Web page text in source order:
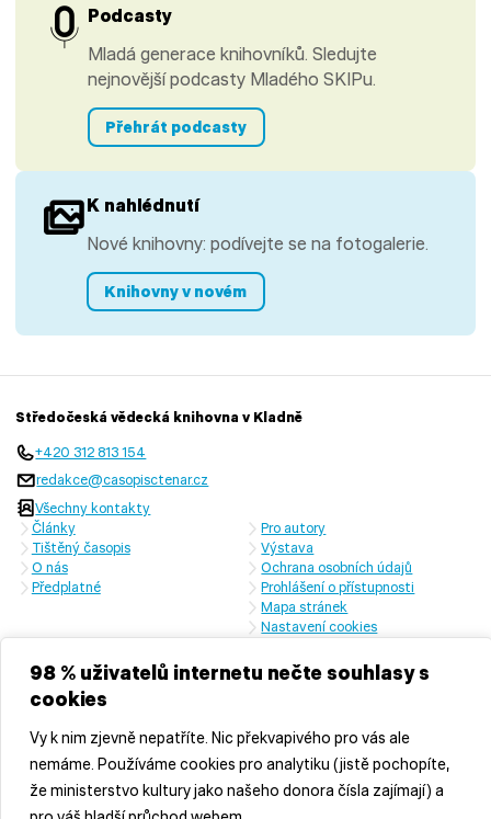
98 % uživatelů internetu nečte souhlasy s
cookies
Vy k nim zjevně nepatříte. Nic překvapivého pro vás ale
nemáme. Používáme cookies pro analytiku (jistě pochopíte,
že ministerstvo kultury jako našeho donora čísla zajímají) a
Podcasty
Mladá generace knihovníků. Sledujte
nejnovější podcasty Mladého SKIPu.
Přehrát podcasty
K nahlédnutí
Nové knihovny: podívejte se na fotogalerie.
Knihovny v novém
Středočeská vědecká knihovna v Kladně
+420 312 813 154
redakce@casopisctenar.cz
Všechny kontakty
Články
Tištěný časopis
O nás
Předplatné
Pro autory
Výstava
Ochrana osobních údajů
Prohlášení o přístupnosti
Mapa stránek
Nastavení cookies
České republiky a Středočeského kraje